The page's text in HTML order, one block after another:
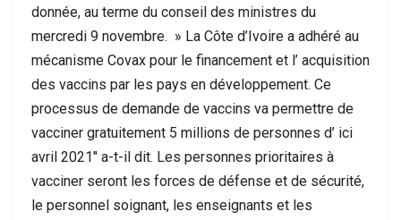
donnée, au terme du conseil des ministres du
mercredi 9 novembre. » La Côte d’Ivoire a adhéré au
mécanisme Covax pour le financement et l’ acquisition
des vaccins par les pays en développement. Ce
processus de demande de vaccins va permettre de
vacciner gratuitement 5 millions de personnes d’ ici
avril 2021″ a-t-il dit. Les personnes prioritaires à
vacciner seront les forces de défense et de sécurité,
le personnel soignant, les enseignants et les